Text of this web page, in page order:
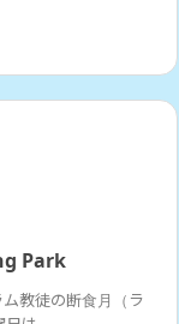
Park
教徒の断食月（ラ